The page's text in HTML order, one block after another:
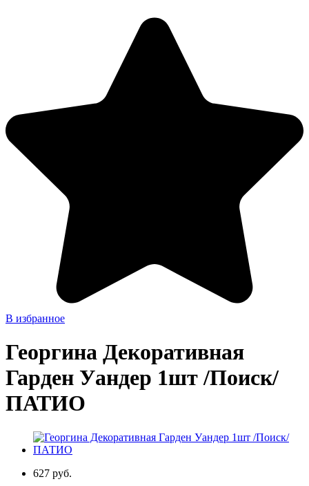
В избранное
Георгина Декоративная
Гарден Уандер 1шт /Поиск/
ПАТИО
627 руб.